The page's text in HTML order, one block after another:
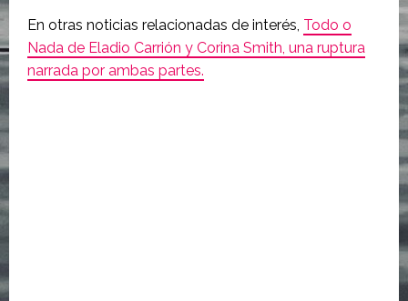
En otras noticias relacionadas de interés, Todo o
Nada de Eladio Carrión y Corina Smith, una ruptura
narrada por ambas partes.